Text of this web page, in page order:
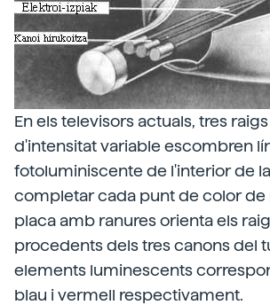
En els televisors actuals, tres
d'intensitat variable escombren
fotoluminiscente de l'interior de
completar cada punt de color de
placa amb ranures orienta els
procedents dels tres canons del
elements luminescents
blau i vermell respectivament.